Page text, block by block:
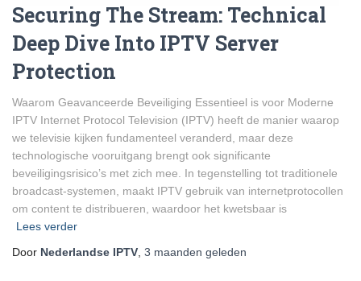
Securing The Stream: Technical
Deep Dive Into IPTV Server
Protection
Waarom Geavanceerde Beveiliging Essentieel is voor Moderne
IPTV Internet Protocol Television (IPTV) heeft de manier waarop
we televisie kijken fundamenteel veranderd, maar deze
technologische vooruitgang brengt ook significante
beveiligingsrisico’s met zich mee. In tegenstelling tot traditionele
broadcast-systemen, maakt IPTV gebruik van internetprotocollen
om content te distribueren, waardoor het kwetsbaar is
Lees verder
Door Nederlandse IPTV 3 maanden geleden